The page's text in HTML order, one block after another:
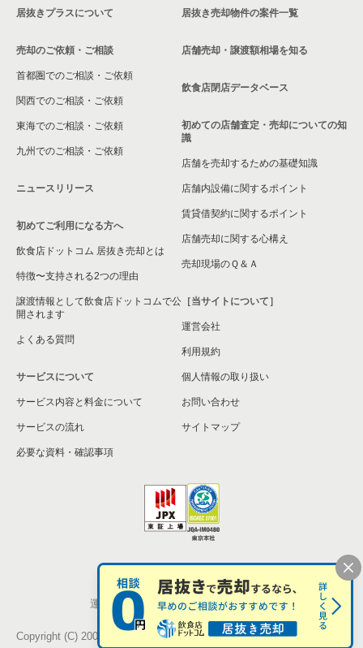
居抜きプラスについて
売却のご依頼・ご相談
首都圏でのご相談・ご依頼
関西でのご相談・ご依頼
東海でのご相談・ご依頼
九州でのご相談・ご依頼
ニュースリリース
初めてご利用になる方へ
飲食店ドットコム 居抜き売却とは
特徴〜支持される2つの理由
譲渡情報として飲食店ドットコムで公
開されます
よくある質問
サービスについて
サービス内容と料金について
サービスの流れ
必要な資料・確認事項
居抜き売却物件の案件一覧
店舗売却・譲渡額相場を知る
飲食店閉店データベース
初めての店舗査定・売却についての知
識
店舗を売却するための基礎知識
店舗内設備に関するポイント
賃貸借契約に関するポイント
店舗売却に関する心構え
売却現場のＱ＆Ａ
［当サイトについて］
運営会社
利用規約
個人情報の取り扱い
お問い合わせ
サイトマップ
個人情報の取扱い
運営会社 株式会社シンクロ・フード
Copyright (C) 2005-2026 Synchro Food Co., Ltd.